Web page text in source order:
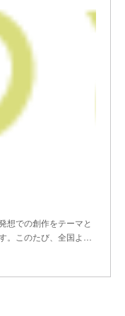
想での創作をテーマと
。このたび、全国よ…